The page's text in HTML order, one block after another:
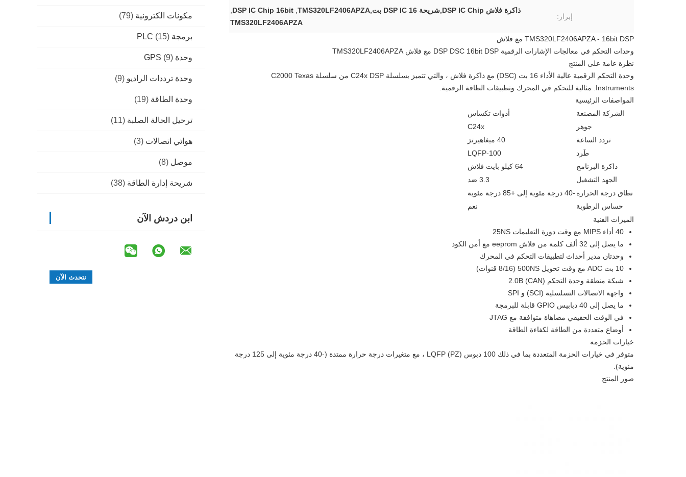
مكونات الكترونية (79)
برمجة PLC (15)
وحدة GPS (9)
وحدة ترددات الراديو (9)
وحدة الطاقة (19)
ترحيل الحالة الصلبة (11)
هوائي اتصالات (3)
موصل (8)
شريحة إدارة الطاقة (38)
ابن دردش الآن
إبراز:
ذاكرة فلاش DSP IC Chip,شريحة DSP IC 16 بت,TMS320LF2406APZA ,
DSP IC Chip 16bit
,
TMS320LF2406APZA
TMS320LF2406APZA - 16bit DSP مع فلاش
وحدات التحكم في معالجات الإشارات الرقمية DSP DSC 16bit DSP مع فلاش TMS320LF2406APZA
نظرة عامة على المنتج
وحدة التحكم الرقمية عالية الأداء 16 بت (DSC) مع ذاكرة فلاش ، والتي تتميز بسلسلة C24x DSP من سلسلة C2000 Texas
Instruments. مثالية للتحكم في المحرك وتطبيقات الطاقة الرقمية.
المواصفات الرئيسية
الشركة المصنعة
أدوات تكساس
جوهر
C24x
تردد الساعة
40 ميغاهيرتز
طَرد
LQFP-100
ذاكرة البرنامج
64 كيلو بايت فلاش
الجهد التشغيل
3.3 ضد
نطاق درجة الحرارة -40 درجة مئوية إلى +85 درجة مئوية
حساس الرطوبة
نعم
الميزات الفنية
40 أداء MIPS مع وقت دورة التعليمات 25NS
ما يصل إلى 32 ألف كلمة من فلاش eeprom مع أمن الكود
وحدتان مدير أحداث لتطبيقات التحكم في المحرك
10 بت ADC مع وقت تحويل 500NS (8/16 قنوات)
شبكة منطقة وحدة التحكم (CAN) 2.0B
واجهة الاتصالات التسلسلية (SCI) و SPI
ما يصل إلى 40 دبابيس GPIO قابلة للبرمجة
في الوقت الحقيقي مضاهاة متوافقة مع JTAG
أوضاع متعددة من الطاقة لكفاءة الطاقة
خيارات الحزمة
متوفر في خيارات الحزمة المتعددة بما في ذلك 100 دبوس LQFP (PZ) ، مع متغيرات درجة حرارة ممتدة (-40 درجة مئوية إلى 125 درجة
مئوية).
صور المنتج